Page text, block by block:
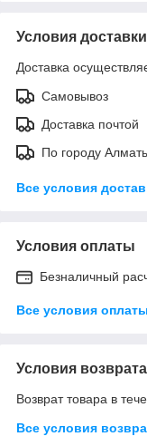
Условия доставки
Доставка
Самовывоз
Доставка почтой
По городу
Все условия
Условия оплаты
Безналичный
Все условия оплаты
Условия возврата
Возврат товара в
Все условия